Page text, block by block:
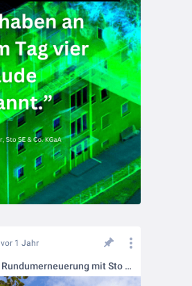
vor 1 Jahr
Energetische Rundumerneuerung mit Sto Klimaservice 💪